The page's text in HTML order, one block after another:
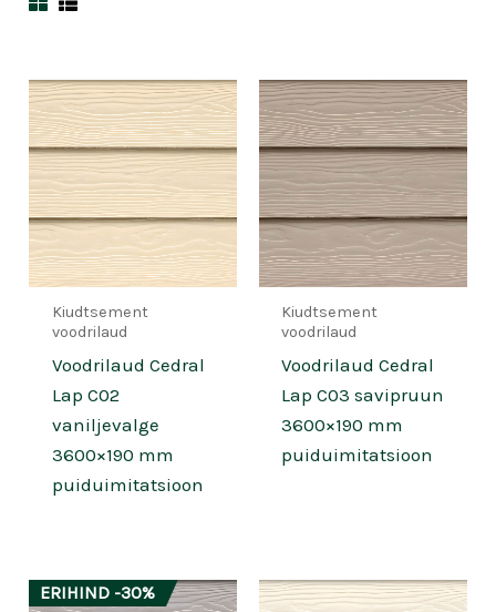
Kiudtsement
voodrilaud
Voodrilaud Cedral
Lap C02
vaniljevalge
3600×190 mm
puiduimitatsioon
Kiudtsement
voodrilaud
Voodrilaud Cedral
Lap C03 savipruun
3600×190 mm
puiduimitatsioon
ERIHIND -30%